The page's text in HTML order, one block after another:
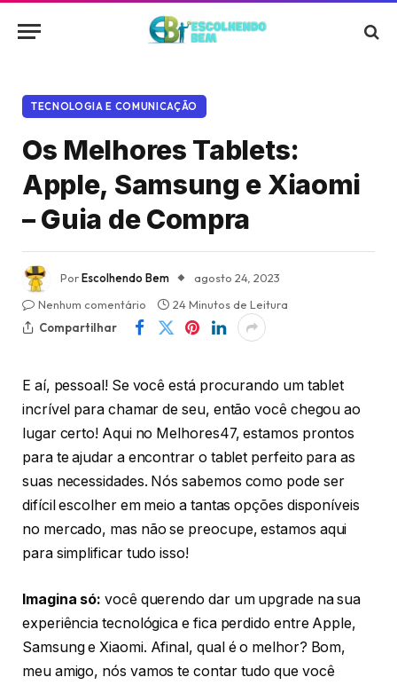
TECNOLOGIA E COMUNICAÇÃO
Os Melhores Tablets:
Apple, Samsung e Xiaomi
– Guia de Compra
PorEscolhendo Bem
agosto 24, 2023
Nenhum comentário
24 Minutos de Leitura
Compartilhar
E aí, pessoal! Se você está procurando um tablet
incrível para chamar de seu, então você chegou ao
lugar certo! Aqui no Melhores47, estamos prontos
para te ajudar a encontrar o tablet perfeito para as
suas necessidades. Nós sabemos como pode ser
difícil escolher em meio a tantas opções disponíveis
no mercado, mas não se preocupe, estamos aqui
para simplificar tudo isso!
Imagina só: você querendo dar um upgrade na sua
experiência tecnológica e fica perdido entre Apple,
Samsung e Xiaomi. Afinal, qual é o melhor? Bom,
meu amigo, nós vamos te contar tudo que você